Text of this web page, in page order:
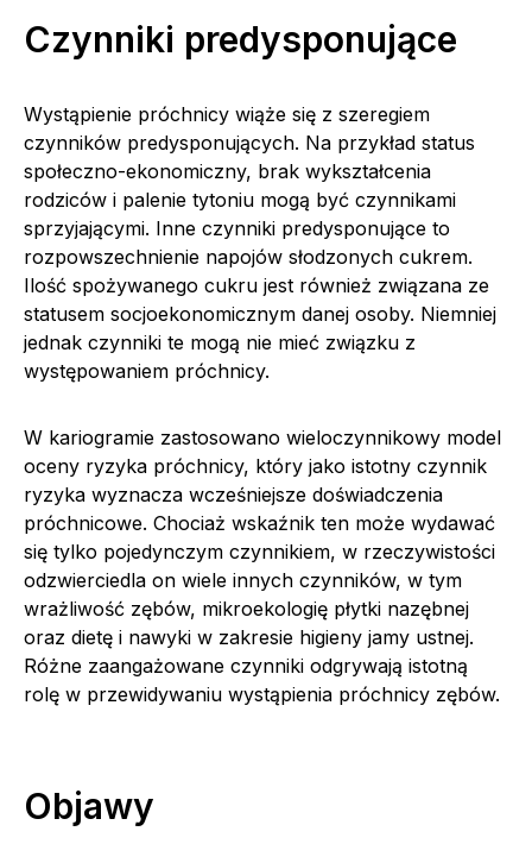
Czynniki predysponujące
Wystąpienie próchnicy wiąże się z szeregiem
czynników predysponujących. Na przykład status
społeczno-ekonomiczny, brak wykształcenia
rodziców i palenie tytoniu mogą być czynnikami
sprzyjającymi. Inne czynniki predysponujące to
rozpowszechnienie napojów słodzonych cukrem.
Ilość spożywanego cukru jest również związana ze
statusem socjoekonomicznym danej osoby. Niemniej
jednak czynniki te mogą nie mieć związku z
występowaniem próchnicy.
W kariogramie zastosowano wieloczynnikowy model
oceny ryzyka próchnicy, który jako istotny czynnik
ryzyka wyznacza wcześniejsze doświadczenia
próchnicowe. Chociaż wskaźnik ten może wydawać
się tylko pojedynczym czynnikiem, w rzeczywistości
odzwierciedla on wiele innych czynników, w tym
wrażliwość zębów, mikroekologię płytki nazębnej
oraz dietę i nawyki w zakresie higieny jamy ustnej.
Różne zaangażowane czynniki odgrywają istotną
rolę w przewidywaniu wystąpienia próchnicy zębów.
Objawy